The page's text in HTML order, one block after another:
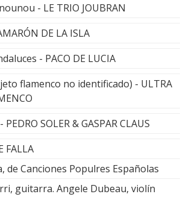
- LE TRIO JOUBRAN
DE LA ISLA
- PACO DE LUCIA
flamenco no identificado) - ULTRA
SOLER & GASPAR CLAUS
FALLA
de Canciones Populres Españolas
guitarra. Angele Dubeau, violín